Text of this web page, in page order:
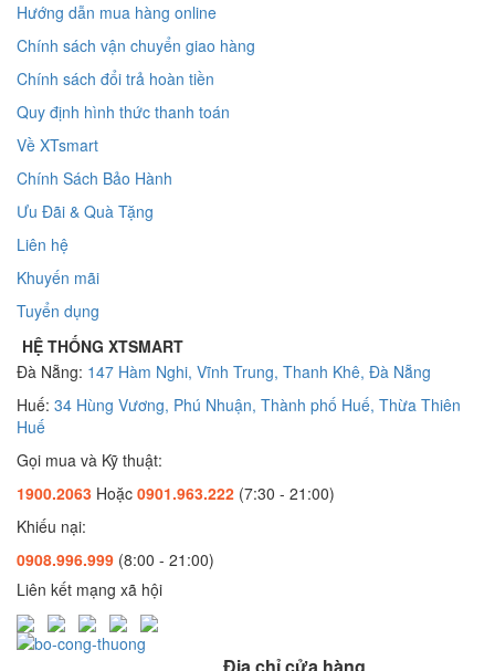
Hướng dẫn mua hàng online
Chính sách vận chuyển giao hàng
Chính sách đổi trả hoàn tiền
Quy định hình thức thanh toán
Về XTsmart
Chính Sách Bảo Hành
Ưu Đãi & Quà Tặng
Liên hệ
Khuyến mãi
Tuyển dụng
HỆ THỐNG XTSMART
Đà Nẵng: 147 Hàm Nghi, Vĩnh Trung, Thanh Khê, Đà Nẵng
Huế: 34 Hùng Vương, Phú Nhuận, Thành phố Huế, Thừa Thiên
Huế
Gọi mua và Kỹ thuật:
1900.2063 Hoặc 0901.963.222 (7:30 - 21:00)
Khiếu nại:
0908.996.999 (8:00 - 21:00)
Liên kết mạng xã hội
Địa chỉ cửa hàng